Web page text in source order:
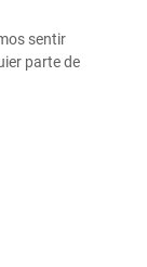
sentir
parte de